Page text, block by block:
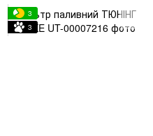
3
3